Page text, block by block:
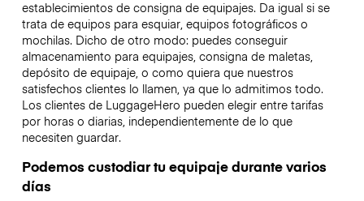
establecimientos de consigna de equipajes. Da igual si se
trata de equipos para esquiar, equipos fotográficos o
mochilas. Dicho de otro modo: puedes conseguir
almacenamiento para equipajes, consigna de maletas,
depósito de equipaje, o como quiera que nuestros
satisfechos clientes lo llamen, ya que lo admitimos todo.
Los clientes de LuggageHero pueden elegir entre tarifas
por horas o diarias, independientemente de lo que
necesiten guardar.
Podemos custodiar tu equipaje durante varios
días